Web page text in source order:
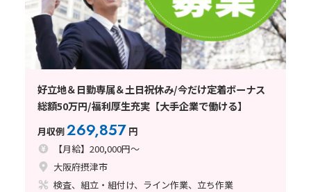
好立地＆日勤専属＆土日祝休み/今だけ定着ボーナス
総額50万円/福利厚生充実【大手企業で働ける】
月収例269,857 円
【月給】200,000円～
大阪府摂津市
検査、組立・組付け、ライン作業、立ち作業